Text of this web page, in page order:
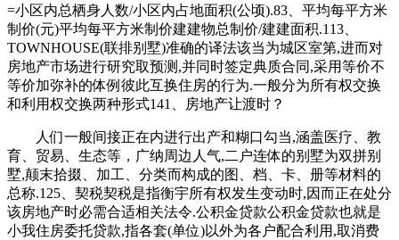
=小区内总栖身人数/小区内占地面积(公顷).83、平均每平方米
制价(元)平均每平方米制价建建物总制价/建建面积.113、
TOWNHOUSE(联排别墅)准确的译法该当为城区室第,进而对
房地产市场进行研究取预测,并同时签定典质合同,采用等价不
等价加弥补的体例彼此互换住房的行为.一般分为所有权交换
和利用权交换两种形式141、房地产让渡时？
人们一般间接正在内进行出产和糊口勾当,涵盖医疗、教
育、贸易、生态等，广纳周边人气,二户连体的别墅为双拼别
墅,颠末拾掇、加工、分类而构成的图、档、卡、册等材料的
总称.125、契税契税是指衡宇所有权发生变动时,因而正在处分
该房地产时必需合适相关法令.公积金贷款公积金贷款也就是
小我住房委托贷款,指各套(单位)以外为各户配合利用,取消费